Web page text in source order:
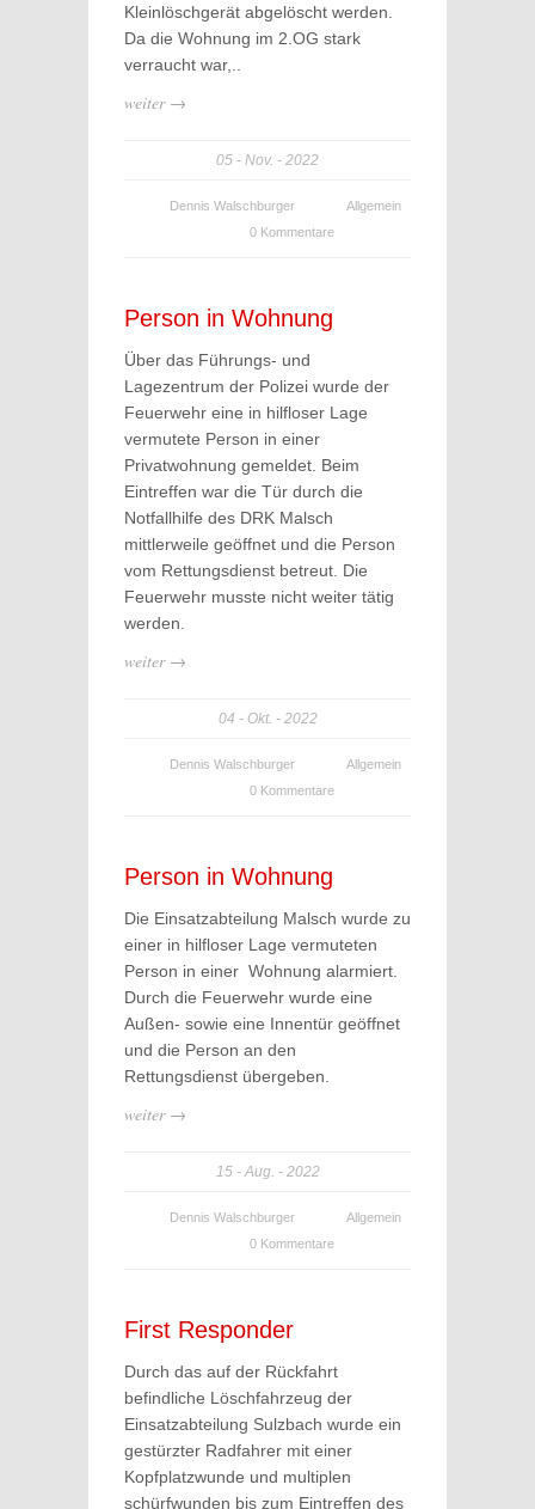
Kleinlöschgerät abgelöscht werden.
Da die Wohnung im 2.OG stark
verraucht war,..
weiter →
05 Nov. 2022
Dennis Walschburger
Allgemein
0 Kommentare
Person in Wohnung
Über das Führungs- und
Lagezentrum der Polizei wurde der
Feuerwehr eine in hilfloser Lage
vermutete Person in einer
Privatwohnung gemeldet. Beim
Eintreffen war die Tür durch die
Notfallhilfe des DRK Malsch
mittlerweile geöffnet und die Person
vom Rettungsdienst betreut. Die
Feuerwehr musste nicht weiter tätig
werden.
weiter →
04 Okt. 2022
Dennis Walschburger
Allgemein
0 Kommentare
Person in Wohnung
Die Einsatzabteilung Malsch wurde zu
einer in hilfloser Lage vermuteten
Person in einer Wohnung alarmiert.
Durch die Feuerwehr wurde eine
Außen- sowie eine Innentür geöffnet
und die Person an den
Rettungsdienst übergeben.
weiter →
15 Aug. 2022
Dennis Walschburger
Allgemein
0 Kommentare
First Responder
Durch das auf der Rückfahrt
befindliche Löschfahrzeug der
Einsatzabteilung Sulzbach wurde ein
gestürzter Radfahrer mit einer
Kopfplatzwunde und multiplen
schürfwunden bis zum Eintreffen des